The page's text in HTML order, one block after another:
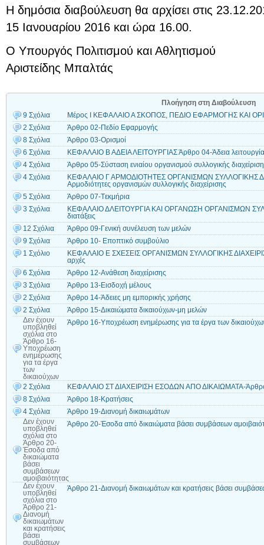
Η δημόσια διαβούλευση θα αρχίσει στις
15 Ιανουαρίου 2016 και ώρα 16.00.
Ο Υπουργός Πολιτισμού και Αθλητισμού
Αριστείδης Μπαλτάς
Πλοήγηση στη Διαβούλευση
9 Σχόλια
Μέρος Ι ΚΕΦΑΛΑΙΟ Α ΣΚΟΠΟΣ, ΠΕΔΙΟ ΕΦΑΡΜΟΓΗΣ ΚΑΙ
2 Σχόλια
Άρθρο 02-Πεδίο Εφαρμογής
8 Σχόλια
Άρθρο 03-Ορισμοί
6 Σχόλια
ΚΕΦΑΛΑΙΟ Β ΑΔΕΙΑ ΛΕΙΤΟΥΡΓΙΑΣ Άρθρο 04-Άδεια
4 Σχόλια
Άρθρο 05-Σύσταση ενιαίου οργανισμού συλλογικής
4 Σχόλια
ΚΕΦΑΛΑΙΟ Γ ΑΡΜΟΔΙΟΤΗΤΕΣ ΟΡΓΑΝΙΣΜΩΝ ΣΥΛΛΟΓΙΚΗΣ
Αρμοδιότητες οργανισμών συλλογικής διαχείρισης
5 Σχόλια
Άρθρο 07-Tεκμήρια
3 Σχόλια
ΚΕΦΑΛΑΙΟ ΔΛΕΙΤΟΥΡΓΙΑ ΚΑΙ ΟΡΓΑΝΩΣΗ ΟΡΓΑΝΙΣΜΩΝ
διατάξεις
12 Σχόλια
Άρθρο 09-Γενική συνέλευση των μελών
9 Σχόλια
Άρθρο 10- Εποπτικό συμβούλιο
1 Σχόλιο
ΚΕΦΑΛΑΙΟ Ε ΣΧΕΣΕΙΣ ΟΡΓΑΝΙΣΜΩΝ ΣΥΛΛΟΓΙΚΗΣ
αρχές
6 Σχόλια
Άρθρο 12-Ανάθεση διαχείρισης
3 Σχόλια
Άρθρο 13-Εισδοχή μέλους
2 Σχόλια
Άρθρο 14-Άδειες μη εμπορικής χρήσης
2 Σχόλια
Άρθρο 15-Δικαιώματα δικαιούχων-μη μελών
Δεν έχουν
υποβληθεί
σχόλια στο
Άρθρο 16-
Υποχρέωση
ενημέρωσης
για τα έργα
των
δικαιούχων
Άρθρο 16-Υποχρέωση ενημέρωσης για τα έργα των
2 Σχόλια
ΚΕΦΑΛΑΙΟ ΣΤ ΔΙΑΧΕΙΡΙΣΗ ΕΣΟΔΩΝ ΑΠΟ ΔΙΚΑΙΩΜΑΤΑ-
8 Σχόλια
Άρθρο 18-Κρατήσεις
4 Σχόλια
Άρθρο 19-Διανομή δικαιωμάτων
Δεν έχουν
υποβληθεί
σχόλια στο
Άρθρο 20-
Έσοδα από
δικαιώματα
βάσει
συμβάσεων
αμοιβαιότητας
Άρθρο 20-Έσοδα από δικαιώματα βάσει συμβάσεων
Δεν έχουν
υποβληθεί
σχόλια στο
Άρθρο 21-
Διανομή
δικαιωμάτων
και κρατήσεις
βάσει
συμβάσεων
Άρθρο 21-Διανομή δικαιωμάτων και κρατήσεις βάσει